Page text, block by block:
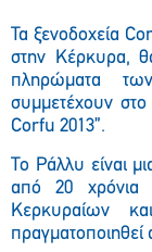
Τα ξενοδοχεία
στην Κέρκυρα,
πληρώματα
συμμετέχουν στο
Corfu 2013”.
Το Ράλλυ είναι
από 20 χρόνια
Κερκυραίων